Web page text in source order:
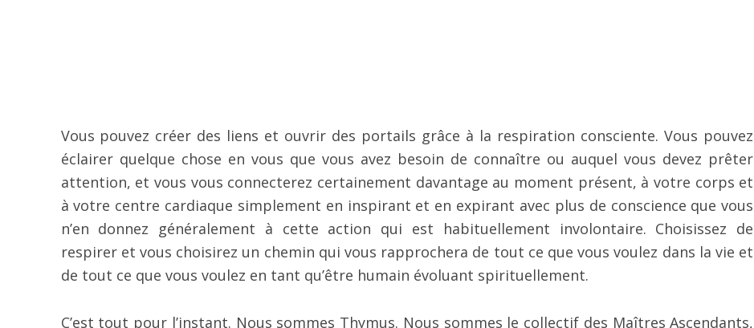
Vous pouvez créer des liens et ouvrir des portails grâce à la respiration consciente. Vous pouvez
éclairer quelque chose en vous que vous avez besoin de connaître ou auquel vous devez prêter
attention, et vous vous connecterez certainement davantage au moment présent, à votre corps et
à votre centre cardiaque simplement en inspirant et en expirant avec plus de conscience que vous
n’en donnez généralement à cette action qui est habituellement involontaire. Choisissez de
respirer et vous choisirez un chemin qui vous rapprochera de tout ce que vous voulez dans la vie et
de tout ce que vous voulez en tant qu’être humain évoluant spirituellement.
C’est tout pour l’instant. Nous sommes Thymus. Nous sommes le collectif des Maîtres Ascendants,